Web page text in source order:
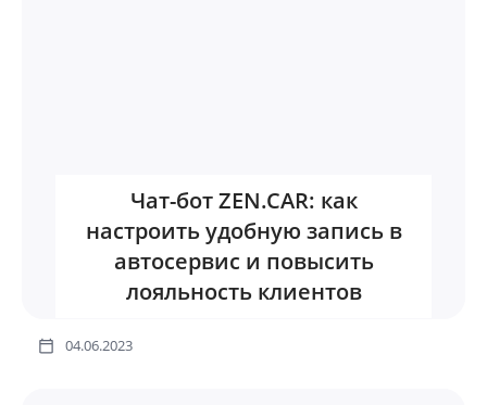
Чат-бот ZEN.CAR: как
настроить удобную запись в
автосервис и повысить
лояльность клиентов
04.06.2023